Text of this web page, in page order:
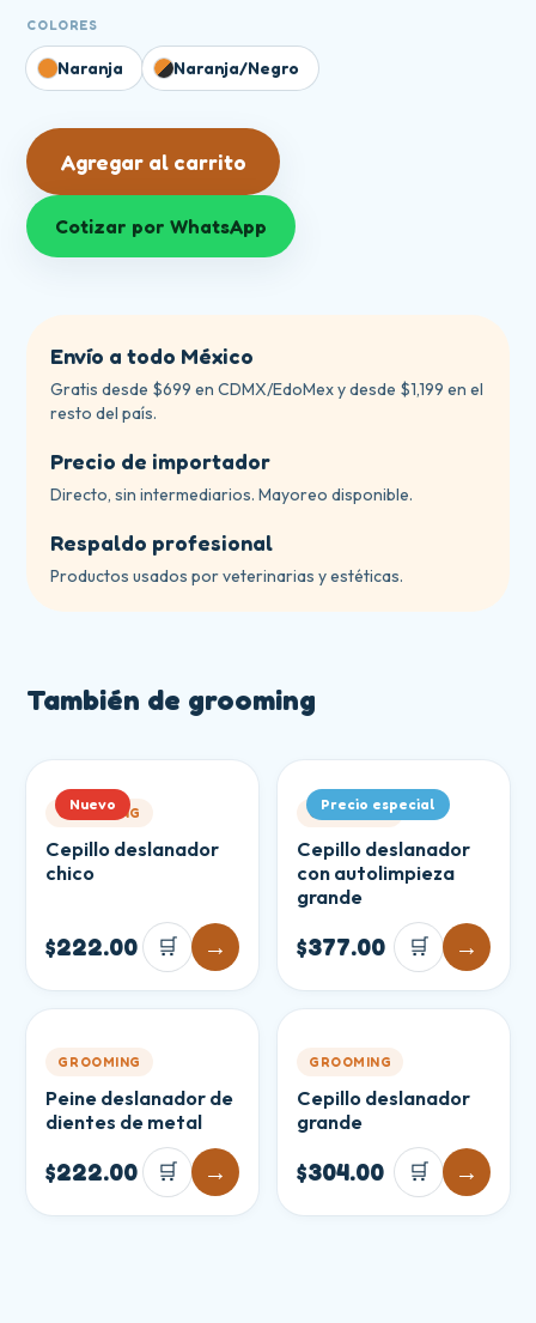
COLORES
Naranja Naranja/Negro
Agregar al carrito
Cotizar por WhatsApp
Envío a todo México
Gratis desde $699 en CDMX/EdoMex y desde $1,199 en el
resto del país.
Precio de importador
Directo, sin intermediarios. Mayoreo disponible.
Respaldo profesional
Productos usados por veterinarias y estéticas.
También de grooming
Nuevo
GROOMING
Cepillo deslanador
chico
$222.00 🛒 →
Precio especial
GROOMING
Cepillo deslanador
con autolimpieza
grande
$377.00 🛒 →
GROOMING
Peine deslanador de
dientes de metal
$222.00 🛒 →
GROOMING
Cepillo deslanador
grande
$304.00 🛒 →